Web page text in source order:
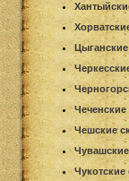
Цыганские
Чеченские
Чешские
Чувашские
Чукотские